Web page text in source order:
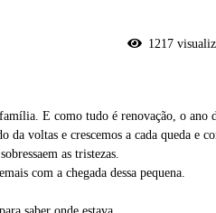
1217
E como tudo é renovação, o ano
voltas e crescemos a cada queda e
as tristezas.
com a chegada dessa pequena.